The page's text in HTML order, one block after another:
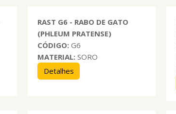
RAST G6 - RABO DE GATO
(PHLEUM PRATENSE)
CÓDIGO:G6
MATERIAL: SORO
Detalhes